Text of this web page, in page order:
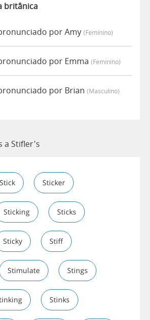
britânica
por Amy (feminino)
por Emma (feminino)
por Brian (masculino)
a Stifler's
Stick Sticker
Sticking Sticks
Sticky Stiff
Stimulate Stings
Stinks